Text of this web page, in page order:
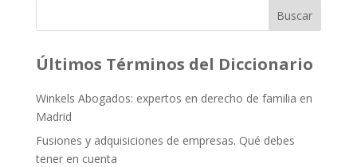
Buscar
Últimos Términos del Diccionario
Winkels Abogados: expertos en derecho de familia en
Madrid
Fusiones y adquisiciones de empresas. Qué debes
tener en cuenta